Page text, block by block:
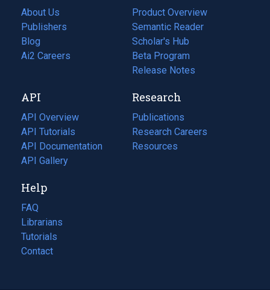
About Us
Publishers
Blog
(opens
in
tab)
Ai2 Careers
(opens
new
tab)
Product Overview
Semantic Reader
Scholar's Hub
Beta Program
Release Notes
API
API Overview
API Tutorials
API Documentation
(opens
in
new
tab)
API Gallery
Research
Publications
(opens
in
a
Research Careers
(opens
in
Resources
(opens
Help
FAQ
Librarians
Tutorials
Contact